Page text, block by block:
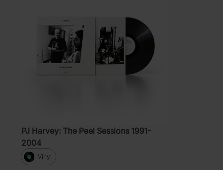
PJ Harvey: The Peel Sessions 1991-
2004
Vinyl